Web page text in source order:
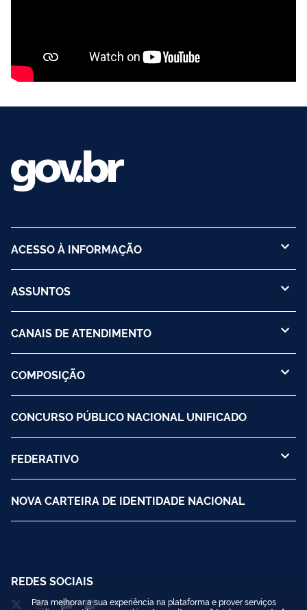
ACESSO À INFORMAÇÃO
ASSUNTOS
CANAIS DE ATENDIMENTO
COMPOSIÇÃO
CONCURSO PÚBLICO NACIONAL UNIFICADO
FEDERATIVO
NOVA CARTEIRA DE IDENTIDADE NACIONAL
REDES SOCIAIS
Para melhorar a sua experiência na plataforma e prover serviços